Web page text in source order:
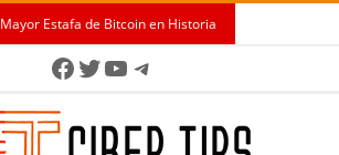
Mayor Estafa de Bitcoin en Historia
Facebook
Twitter
YouTube
Telegram